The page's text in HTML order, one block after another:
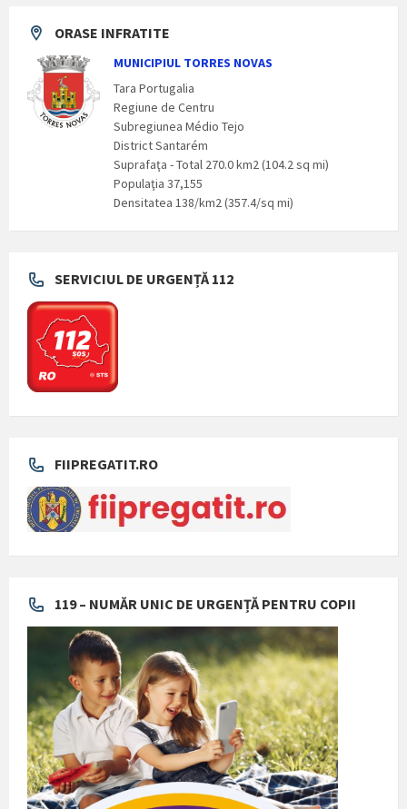
ORASE INFRATITE
MUNICIPIUL TORRES NOVAS
Tara Portugalia
Regiune de Centru
Subregiunea Médio Tejo
District Santarém
Suprafaţa - Total 270.0 km2 (104.2 sq mi)
Populaţia 37,155
Densitatea 138/km2 (357.4/sq mi)
SERVICIUL DE URGENȚĂ 112
FIIPREGATIT.RO
119 – NUMĂR UNIC DE URGENȚĂ PENTRU COPII